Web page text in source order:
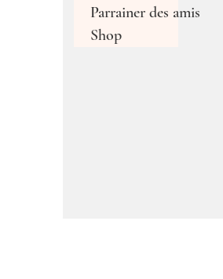
Parrainer des amis
Shop